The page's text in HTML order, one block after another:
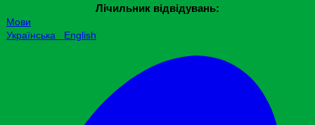
Лічильник відвідувань:
Мови
Українська
English